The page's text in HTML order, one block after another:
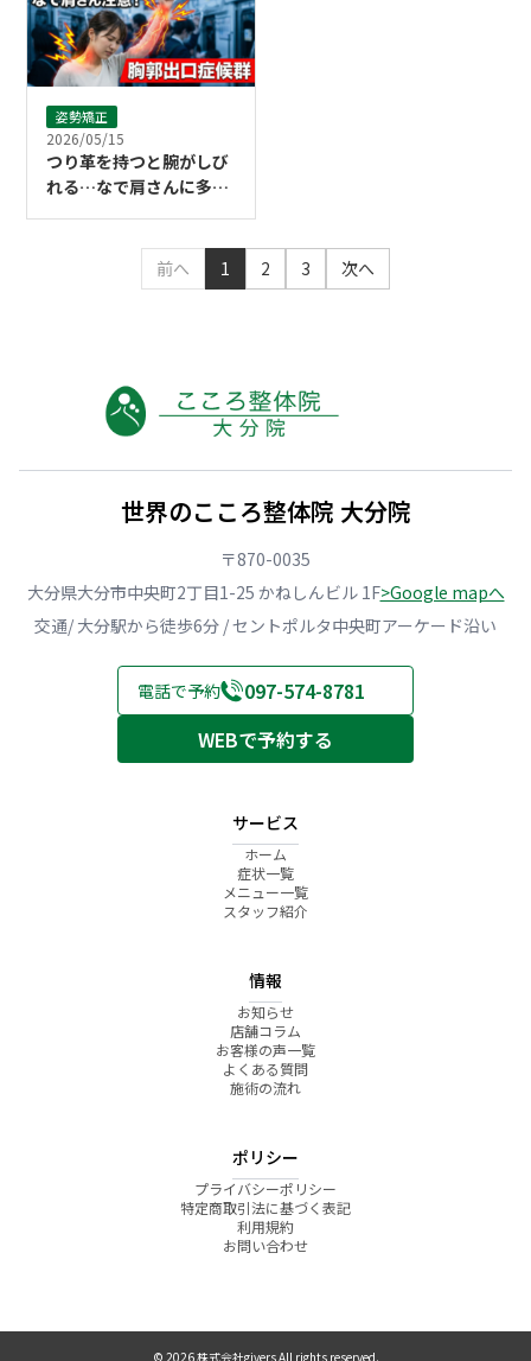
姿勢矯正
2026/05/15
つり革を持つと腕がしび
れる…なで肩さんに多い
前へ 1 2 3 次へ
世界のこころ整体院 大分院
〒870-0035
大分県大分市中央町2丁目1-25 かねしんビル 1F>Google mapへ
交通/ 大分駅から徒歩6分 / セントポルタ中央町アーケード沿い
電話で予約
097-574-8781
WEBで予約する
サービス
ホーム
症状一覧
メニュー一覧
スタッフ紹介
情報
お知らせ
店舗コラム
お客様の声一覧
よくある質問
施術の流れ
ポリシー
プライバシーポリシー
特定商取引法に基づく表記
利用規約
お問い合わせ
© 2026 株式会社givers All rights reserved.